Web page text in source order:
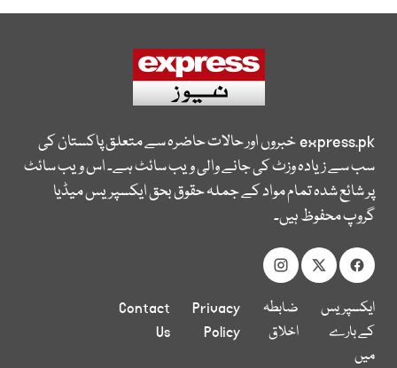
express.pkخبروں اور حالات حاضرہ سے متعلق پاکستان کی
سب سے زیادہ وزٹ کی جانے والی ویب سائٹ ہے۔ اس ویب سائٹ
پر شائع شدہ تمام مواد کے جملہ حقوق بحق ایکسپریس میڈیا
گروپ محفوظ ہیں۔
ایکسپریس
کے بارے
میں
ضابطہ
اخلاق
Privacy
Policy
Contact
Us